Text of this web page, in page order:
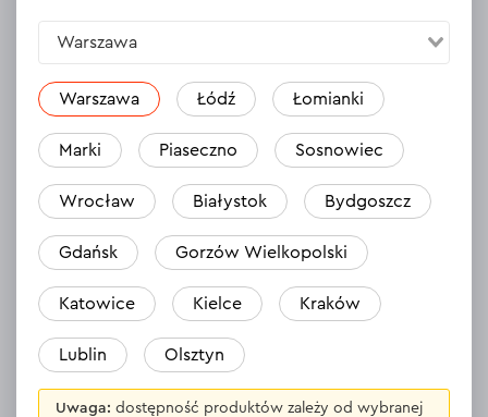
Nikt jeszcze nie zostawił opinii na temat
tego produktu.
Bądź pierwszy
Zostaw opinię
Warszawa
Warszawa Łódź Łomianki
Marki Piaseczno Sosnowiec
Wrocław Białystok Bydgoszcz
Gdańsk Gorzów Wielkopolski
Katowice Kielce Kraków
Lublin Olsztyn
Uwaga: dostępność produktów zależy od wybranej